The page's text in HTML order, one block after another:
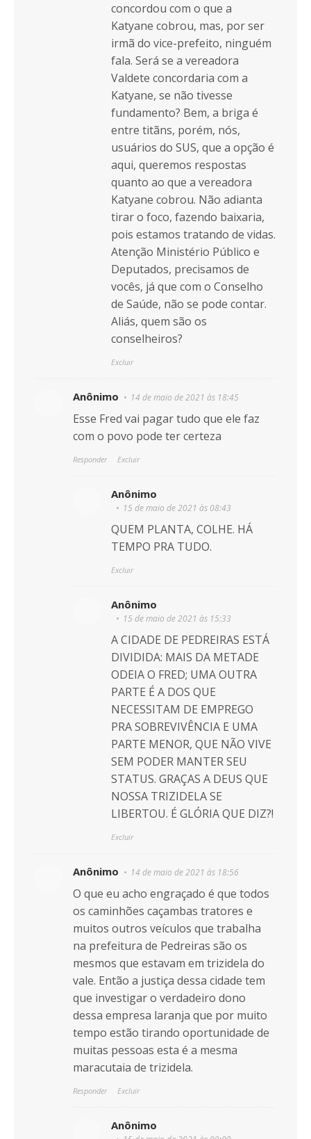
concordou com o que a
Katyane cobrou, mas, por ser
irmã do vice-prefeito, ninguém
fala. Será se a vereadora
Valdete concordaria com a
Katyane, se não tivesse
fundamento? Bem, a briga é
entre titãns, porém, nós,
usuários do SUS, que a opção é
aqui, queremos respostas
quanto ao que a vereadora
Katyane cobrou. Não adianta
tirar o foco, fazendo baixaria,
pois estamos tratando de vidas.
Atenção Ministério Público e
Deputados, precisamos de
vocês, já que com o Conselho
de Saúde, não se pode contar.
Aliás, quem são os
conselheiros?
Excluir
Anônimo 14 de maio de 2021 às 18:45
Esse Fred vai pagar tudo que ele faz
com o povo pode ter certeza
Responder Excluir
Anônimo
15 de maio de 2021 às 08:43
QUEM PLANTA, COLHE. HÁ
TEMPO PRA TUDO.
Excluir
Anônimo
15 de maio de 2021 às 15:33
A CIDADE DE PEDREIRAS ESTÁ
DIVIDIDA: MAIS DA METADE
ODEIA O FRED; UMA OUTRA
PARTE É A DOS QUE
NECESSITAM DE EMPREGO
PRA SOBREVIVÊNCIA E UMA
PARTE MENOR, QUE NÃO VIVE
SEM PODER MANTER SEU
STATUS. GRAÇAS A DEUS QUE
NOSSA TRIZIDELA SE
LIBERTOU. É GLÓRIA QUE DIZ?!
Excluir
Anônimo 14 de maio de 2021 às 18:56
O que eu acho engraçado é que todos
os caminhões caçambas tratores e
muitos outros veículos que trabalha
na prefeitura de Pedreiras são os
mesmos que estavam em trizidela do
vale. Então a justiça dessa cidade tem
que investigar o verdadeiro dono
dessa empresa laranja que por muito
tempo estão tirando oportunidade de
muitas pessoas esta é a mesma
maracutaia de trizidela.
Responder Excluir
Anônimo